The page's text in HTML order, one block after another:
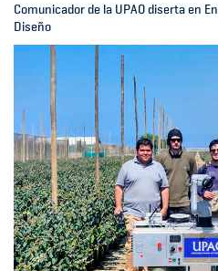
Comunicador de la UPAO diserta en
Diseño